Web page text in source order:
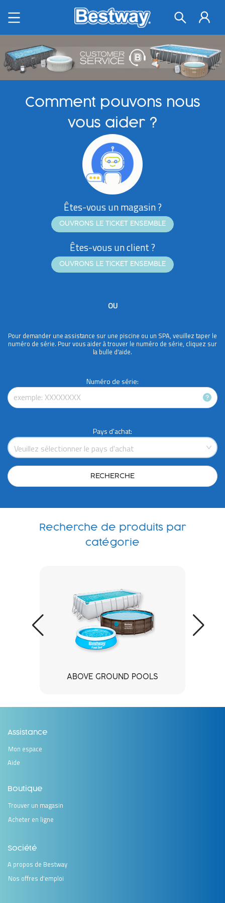
Comment pouvons nous
vous aider ?
Êtes-vous un magasin ?
OUVRONS LE TICKET ENSEMBLE
Êtes-vous un client ?
OUVRONS LE TICKET ENSEMBLE
OU
Pour demander une assistance sur une piscine ou un SPA, veuillez taper le
numéro de série. Pour vous aider à trouver le numéro de série, cliquez sur
la bulle d'aide.
Numéro de série:
Pays d'achat:
Veuillez sélectionner le pays d'achat
RECHERCHE
Recherche de produits par
catégorie
ABOVE GROUND POOLS
Assistance
Mon espace
Aide
Boutique
Trouver un magasin
Acheter en ligne
Société
A propos de Bestway
Nos offres d'emploi